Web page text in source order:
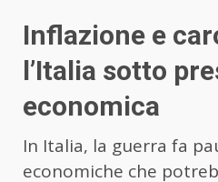
Inflazione e
l’Italia sotto
economica
In Italia, la guerra fa
economiche che